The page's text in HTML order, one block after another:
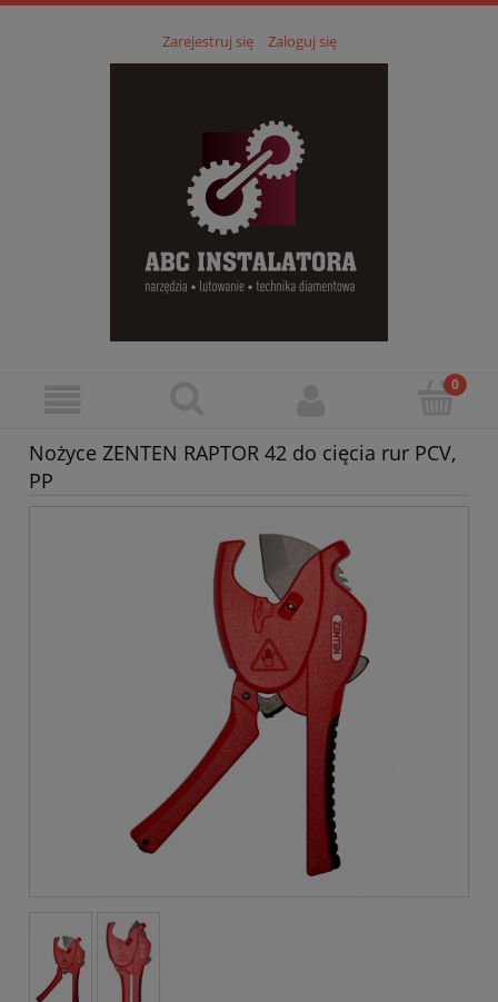
Zarejestruj się Zaloguj się
Nożyce ZENTEN RAPTOR 42 do cięcia rur PCV,
PP